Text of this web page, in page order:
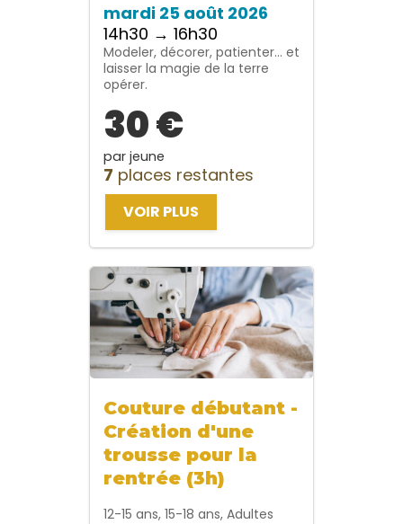
mardi 25 août 2026
14h30 → 16h30
Modeler, décorer, patienter… et
laisser la magie de la terre
opérer.
30 €
par jeune
7 places restantes
VOIR PLUS
Couture débutant -
Création d'une
trousse pour la
rentrée (3h)
12-15 ans, 15-18 ans, Adultes